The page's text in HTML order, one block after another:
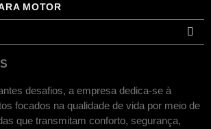
MOTOR
desafios, a empresa dedica-se à
focados na qualidade de vida por meio de
que transmitam conforto, segurança,